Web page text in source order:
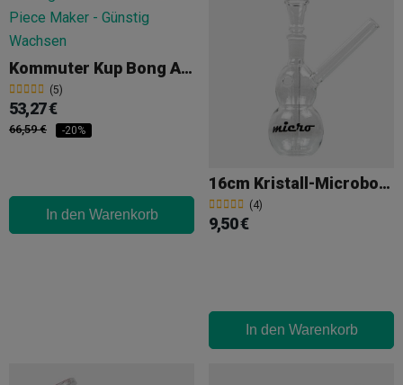
Kommuter Kup Bong Aus Silikon
(5)
53,27 €
66,59 € -20%
In den Warenkorb
16cm Kristall-Microbong
(4)
9,50 €
In den Warenkorb